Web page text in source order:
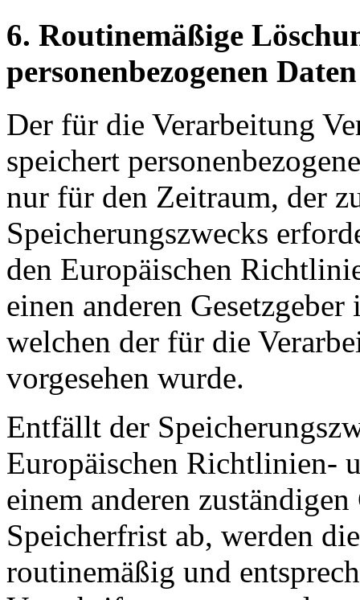
6. Routinemäßige
personenbezogenen Daten
Der für die Verarbeitung
speichert
nur für den Zeitraum, der
Speicherungszwecks
den Europäischen
einen anderen
welchen der für die
vorgesehen wurde.
Entfällt der
Europäischen Richtlinien-
einem anderen
Speicherfrist ab, werden
routinemäßig und